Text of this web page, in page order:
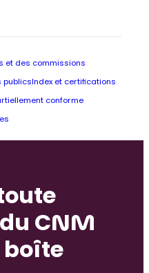
et des commissions
publics Index et certifications
conforme
CNM
boîte